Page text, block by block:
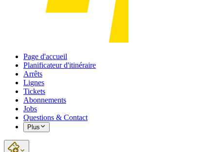
Page d'accueil
Planificateur d'itinéraire
Arrêts
Lignes
Tickets
Abonnements
Jobs
Questions & Contact
Plus